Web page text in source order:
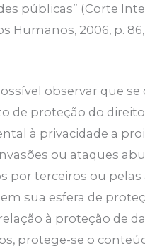
públicas” (Corte
Humanos, 2006, p.
observar que
de proteção do direito
à privacidade a
ou ataques
por terceiros ou
sua esfera de
à proteção de
protege-se o